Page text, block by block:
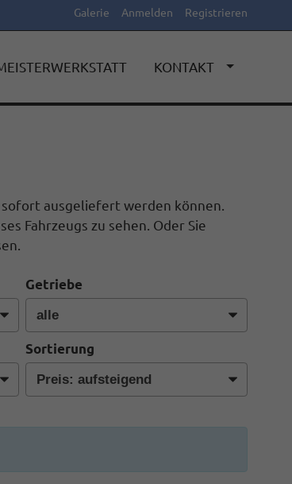
Galerie Anmelden Registrieren
KONTAKT
sofort ausgeliefert werden können.
Fahrzeugs zu sehen. Oder Sie
Getriebe
Sortierung